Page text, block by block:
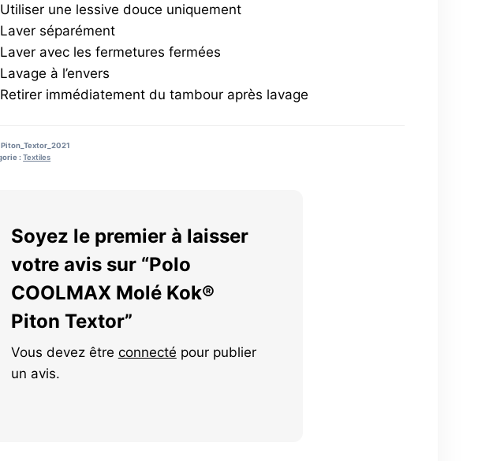
Utiliser une lessive douce uniquement
Laver séparément
Laver avec les fermetures fermées
Lavage à l’envers
Retirer immédiatement du tambour après lavage
Piton_Textor_2021
:Textiles
Soyez le premier à laisser
votre avis sur “Polo
COOLMAX Molé Kok®
Piton Textor”
Vous devez être connecté pour publier
un avis.